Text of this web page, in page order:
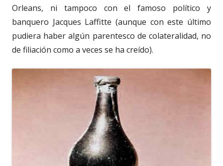
Orleans, ni tampoco con el famoso político y
banquero Jacques Laffitte (aunque con este último
pudiera haber algún parentesco de colateralidad, no
de filiación como a veces se ha creído).